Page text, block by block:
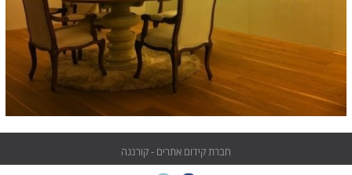
חברת קידום אתרים - קורנגה